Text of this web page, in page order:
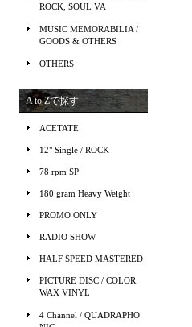
ROCK, SOUL VA
MUSIC MEMORABILIA /
GOODS & OTHERS
OTHERS
A to Zで探す
ACETATE
12" Single / ROCK
78 rpm SP
180 gram Heavy Weight
PROMO ONLY
RADIO SHOW
HALF SPEED MASTERED
PICTURE DISC / COLOR
WAX VINYL
4 Channel / QUADRAPHO